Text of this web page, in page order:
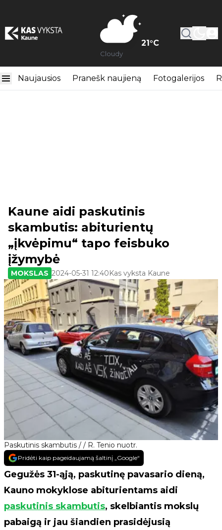
21°C
Cloudy
Naujausios Pranešk naujieną Fotogalerijos
Paskutinis skambutis / / R. Tenio nuotr.
Kaune aidi paskutinis
skambutis: abiturientų
„įkvėpimu“ tapo feisbuko
įžymybė
MOKSLAS 2024-05-31 12:40Kas vyksta Kaune
Pridėti kaip pageidaujamą šaltinį „Google“
Gegužės 31-ąją, paskutinę pavasario dieną,
Kauno mokyklose abiturientams aidi
paskutinis skambutis, skelbiantis mokslų
pabaigą ir jau šiandien prasidėjusią